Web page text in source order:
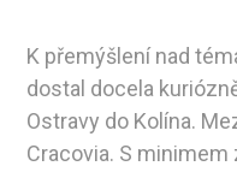
K přemýšlení nad
dostal docela
Ostravy do Kolína.
Cracovia. S